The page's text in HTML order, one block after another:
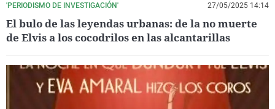
'PERIODISMO DE INVESTIGACIÓN' 27/05/2025 14:14
El bulo de las leyendas urbanas: de la no muerte
de Elvis a los cocodrilos en las alcantarillas